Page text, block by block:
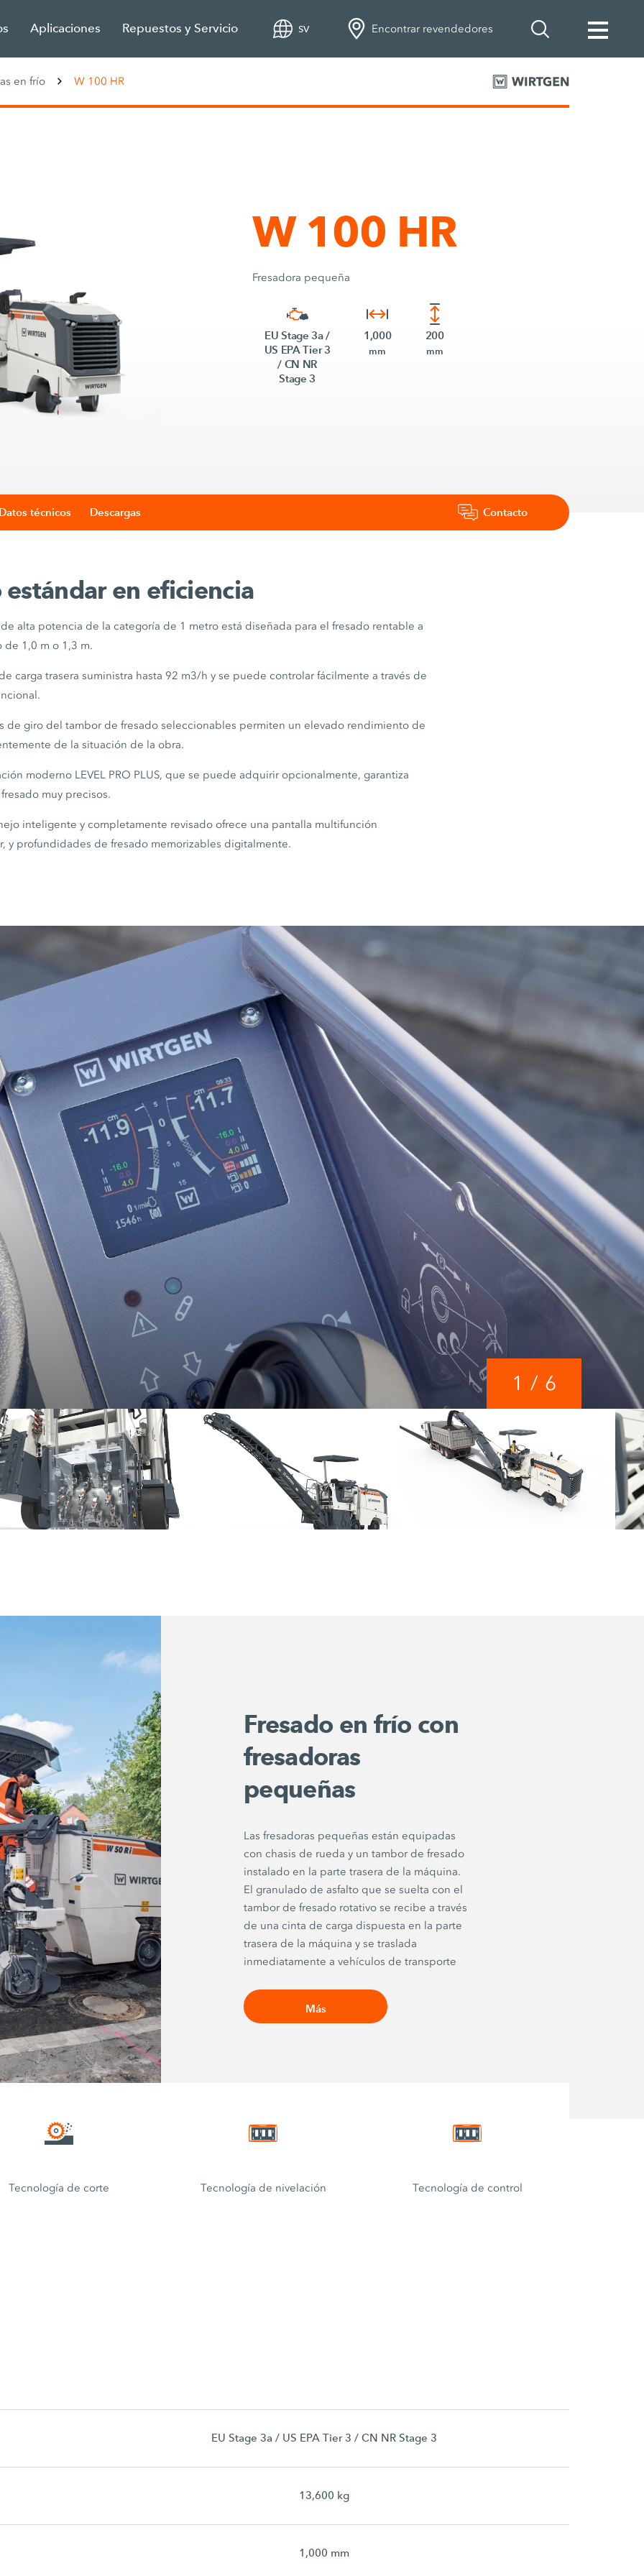
Aplicaciones Repuestos y Servicio SV Encontrar revendedores
en frío W 100 HR
W 100 HR
Fresadora pequeña
EU Stage 3a /
US EPA Tier 3
/ CN NR
Stage 3
1,000
mm
200
mm
técnicos Descargas Contacto
en eficiencia
alta potencia de la categoría de 1 metro está diseñada para el fresado rentable a
de 1,0 m o 1,3 m.
carga trasera suministra hasta 92 m3/h y se puede controlar fácilmente a través de
de giro del tambor de fresado seleccionables permiten un elevado rendimiento de
de la situación de la obra.
moderno LEVEL PRO PLUS, que se puede adquirir opcionalmente, garantiza
muy precisos.
inteligente y completamente revisado ofrece una pantalla multifunción
y profundidades de fresado memorizables digitalmente.
1 / 6
Fresado en frío con
fresadoras
pequeñas
Las fresadoras pequeñas están equipadas
con chasis de rueda y un tambor de fresado
instalado en la parte trasera de la máquina.
El granulado de asfalto que se suelta con el
tambor de fresado rotativo se recibe a través
de una cinta de carga dispuesta en la parte
trasera de la máquina y se traslada
inmediatamente a vehículos de transporte
fresadoras pequeñas se conocen también
como «cargadores traseros». Los cargadores
hacia adentro.
Más
Tecnología de corte Tecnología de nivelación Tecnología de control
EU Stage 3a / US EPA Tier 3 / CN NR Stage 3
13,600 kg
1,000 mm